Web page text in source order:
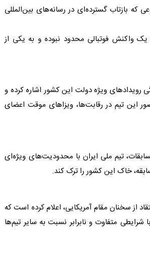
بازتاب گسترده‌ای در رسانه‌های بین‌المللی
واکنش فوتبالی محدود نبوده و به یکی از
ویژه دولت این کشور اشاره کرده و
این تیم در رقابت‌ها، ویزاهای موقت اعضای
تیم ملی ایران با محدودیت‌های ویژه‌ای
خاک این کشور را ترک کند.
از سخنان مقام آمریکایی، اعلام کرده است که
متفاوت و نابرابر نسبت به سایر تیم‌ها